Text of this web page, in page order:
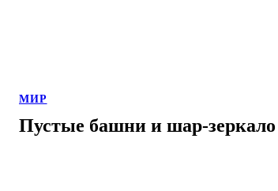
МИР
Пустые башни и шар-зеркало